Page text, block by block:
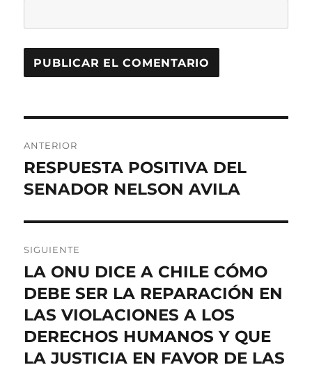
de
entradas
ANTERIOR
Entrada
anterior:
RESPUESTA POSITIVA DEL
SENADOR NELSON AVILA
SIGUIENTE
Entrada
siguiente:
LA ONU DICE A CHILE CÓMO
DEBE SER LA REPARACIÓN EN
LAS VIOLACIONES A LOS
DERECHOS HUMANOS Y QUE
LA JUSTICIA EN FAVOR DE LAS